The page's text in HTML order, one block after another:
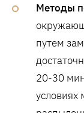
Методы
путем
20-30
условиях